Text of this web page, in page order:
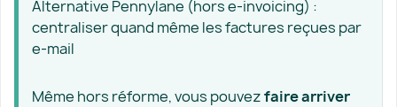
Alternative Pennylane (hors e‑invoicing) :
centraliser quand même les factures reçues par
e‑mail
Même hors réforme, vous pouvezfaire arriver